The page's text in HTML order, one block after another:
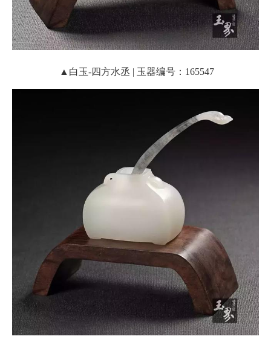
▲白玉-四方水丞 | 玉器编号：165547